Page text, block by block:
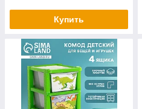
Купить